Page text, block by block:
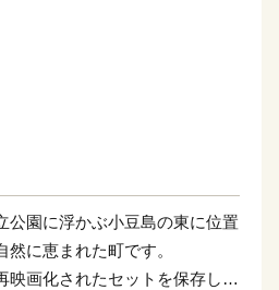
公園に浮かぶ小豆島の東に位置
に恵まれた町です。
映画化されたセットを保存した